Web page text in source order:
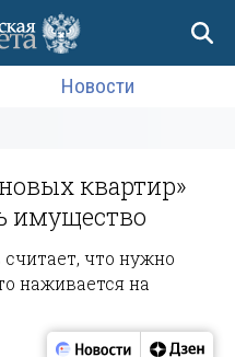
Новости
квартир»
имущество
что нужно
наживается на